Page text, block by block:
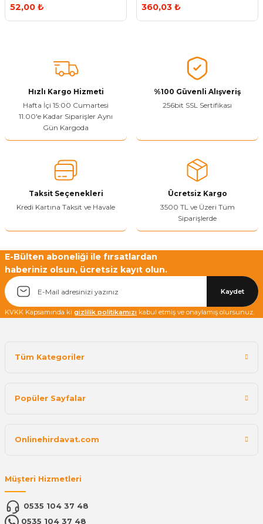
52,00 ₺ 360,03 ₺
Hızlı Kargo Hizmeti
Hafta İçi 15:00 Cumartesi
11.00'e Kadar Siparişler Aynı
Gün Kargoda
%100 Güvenli Alışveriş
256bit SSL Sertifikası
Taksit Seçenekleri
Kredi Kartına Taksit ve Havale
Ücretsiz Kargo
3500 TL ve Üzeri Tüm
Siparişlerde
E-Bülten aboneliği ile fırsatlardan
haberiniz olsun, ücretsiz kayıt olun.
Kaydet
KVKK Kapsamında ki gizlilik politikamızı kabul etmiş ve onaylamış olursunuz.
Tüm Kategoriler
Popüler Sayfalar
Onlinehirdavat.com
Müşteri Hizmetleri
0535 104 37 48
0535 104 37 48